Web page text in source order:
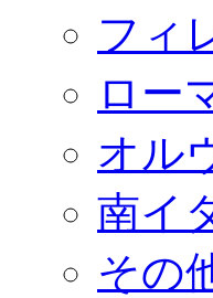
フィ
ロー
オル
南イ
その